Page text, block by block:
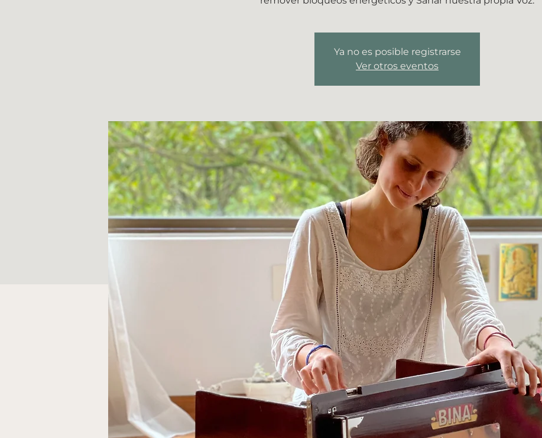
Ya no es posible registrarse
Ver otros eventos